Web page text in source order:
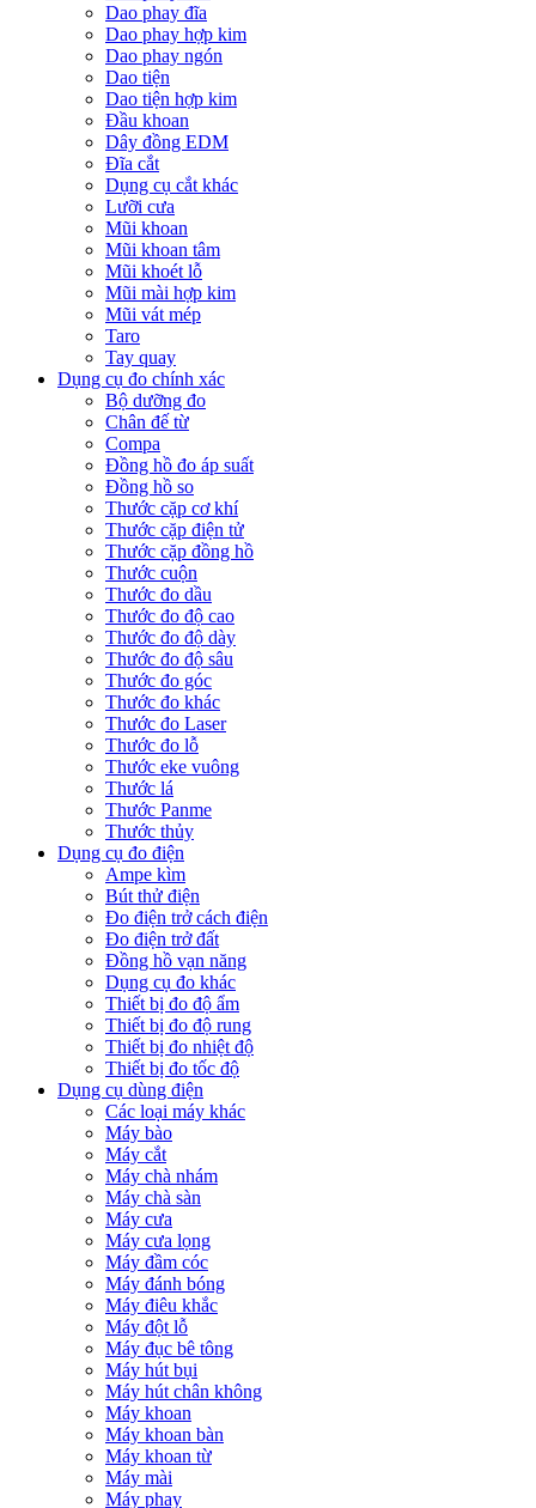
Dao phay đĩa
Dao phay hợp kim
Dao phay ngón
Dao tiện
Dao tiện hợp kim
Đầu khoan
Dây đồng EDM
Đĩa cắt
Dụng cụ cắt khác
Lưỡi cưa
Mũi khoan
Mũi khoan tâm
Mũi khoét lỗ
Mũi mài hợp kim
Mũi vát mép
Taro
Tay quay
Dụng cụ đo chính xác
Bộ dưỡng đo
Chân đế từ
Compa
Đồng hồ đo áp suất
Đồng hồ so
Thước cặp cơ khí
Thước cặp điện tử
Thước cặp đồng hồ
Thước cuộn
Thước đo dầu
Thước đo độ cao
Thước đo độ dày
Thước đo độ sâu
Thước đo góc
Thước đo khác
Thước đo Laser
Thước đo lỗ
Thước eke vuông
Thước lá
Thước Panme
Thước thủy
Dụng cụ đo điện
Ampe kìm
Bút thử điện
Đo điện trở cách điện
Đo điện trở đất
Đồng hồ vạn năng
Dụng cụ đo khác
Thiết bị đo độ ẩm
Thiết bị đo độ rung
Thiết bị đo nhiệt độ
Thiết bị đo tốc độ
Dụng cụ dùng điện
Các loại máy khác
Máy bào
Máy cắt
Máy chà nhám
Máy chà sàn
Máy cưa
Máy cưa lọng
Máy đầm cóc
Máy đánh bóng
Máy điêu khắc
Máy đột lỗ
Máy đục bê tông
Máy hút bụi
Máy hút chân không
Máy khoan
Máy khoan bàn
Máy khoan từ
Máy mài
Máy phay